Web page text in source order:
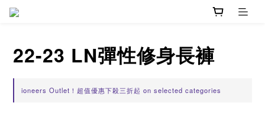
22-23 LN彈性修身長褲
ioneers Outlet！超值優惠下殺三折起 on selected categories